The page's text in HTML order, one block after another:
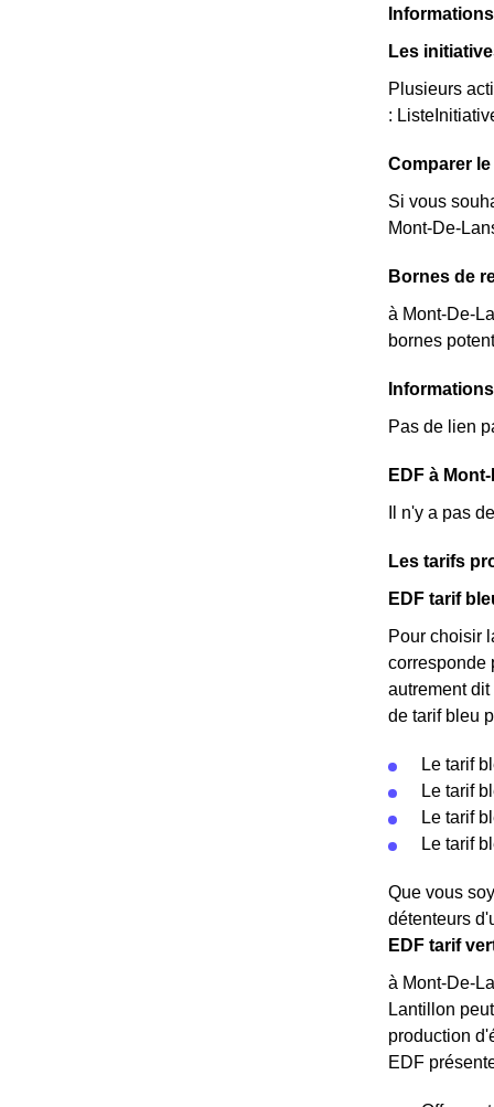
Les
Plusieurs
:
Comparer
Si vous
Mont-De-
Bornes de
à Mont-De-
bornes
Pas de lien
EDF à
Il n'y a pas
Les tarifs
EDF tarif
Pour choisir
corresponde
autrement
de tarif bleu
Le tarif
Le tarif
Le tarif
Le tarif
Que vous
détenteurs
EDF tarif
à Mont-De-
Lantillon
production
EDF